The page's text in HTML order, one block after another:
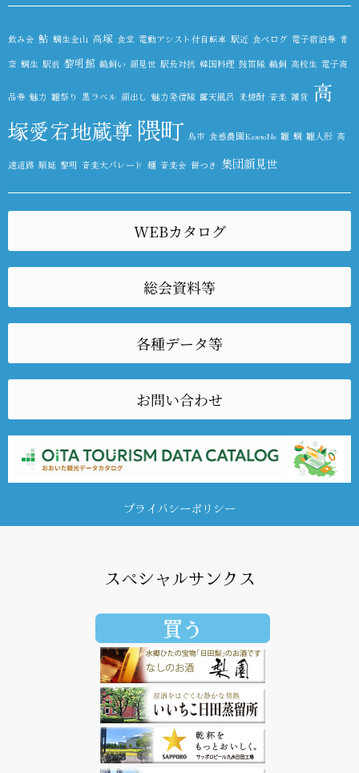
飲み会 鮎 鯛生金山 高塚 食堂 電動アシスト付自転車 駅近 食べログ 電子宿泊券 青
空 鯛生 駅前 黎明館 鵜飼い 顔見世 駅長対抗 韓国料理 鼓笛隊 鵜飼 高校生 電子商
品券 魅力 雛祭り 黒ラベル 顔出し 魅力発信隊 露天風呂 麦焼酎 音楽 雑貨 高
塚愛宕地蔵尊 隈町 鳥市 食感農園KazetoNe 雛 鯛 雛人形 高
速道路 順延 黎明 音楽大パレード 麺 音楽会 餅つき 集団顔見世
WEBカタログ
総会資料等
各種データ等
お問い合わせ
プライバシーポリシー
スペシャルサンクス